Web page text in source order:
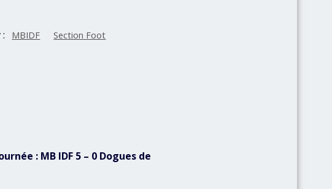
MBIDF Section Foot
: MB IDF 5 – 0 Dogues de